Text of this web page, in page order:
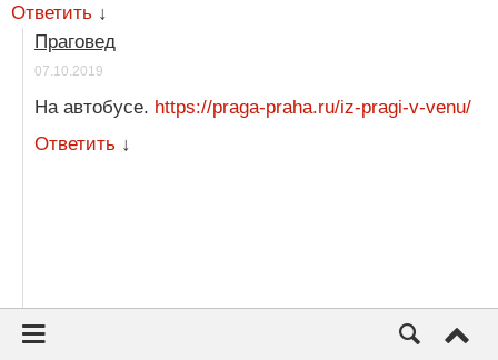
Ответить ↓
Праговед
07.10.2019
На автобусе. https://praga-praha.ru/iz-pragi-v-venu/
Ответить ↓